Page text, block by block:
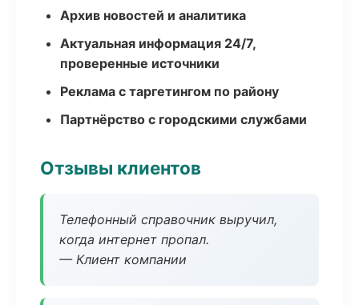
Архив новостей и аналитика
Актуальная информация 24/7,
проверенные источники
Реклама с таргетингом по району
Партнёрство с городскими службами
Отзывы клиентов
Телефонный справочник выручил,
когда интернет пропал.
— Клиент компании